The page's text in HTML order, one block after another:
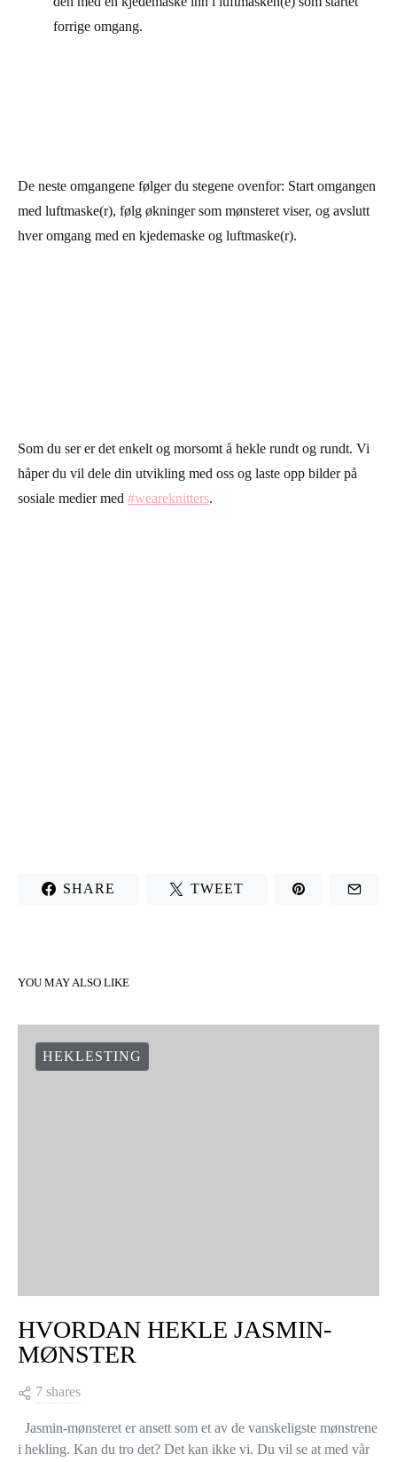
forrige omgang.
De neste omgangene følger du stegene ovenfor: Start omgangen
med luftmaske(r), følg økninger som mønsteret viser, og avslutt
hver omgang med en kjedemaske og luftmaske(r).
Som du ser er det enkelt og morsomt å hekle rundt og rundt. Vi
håper du vil dele din utvikling med oss og laste opp bilder på
sosiale medier med #weareknitters.
SHARE TWEET
YOU MAY ALSO LIKE
HEKLESTING
HVORDAN HEKLE JASMIN-
MØNSTER
7 shares
Jasmin-mønsteret er ansett som et av de vanskeligste mønstrene
i hekling. Kan du tro det? Det kan ikke vi. Du vil se at med vår